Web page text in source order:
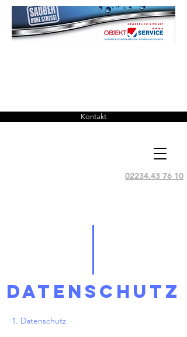
02234.43 76 10
Kontakt
DATENSCHUTZ
1. Datenschutz